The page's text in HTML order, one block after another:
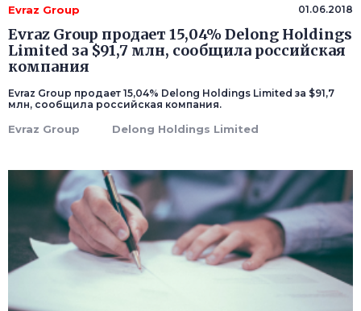
Evraz Group 01.06.2018
Evraz Group продает 15,04% Delong Holdings
Limited за $91,7 млн, сообщила российская
компания
Evraz Group продает 15,04% Delong Holdings Limited за $91,7
млн, сообщила российская компания.
Evraz Group Delong Holdings Limited